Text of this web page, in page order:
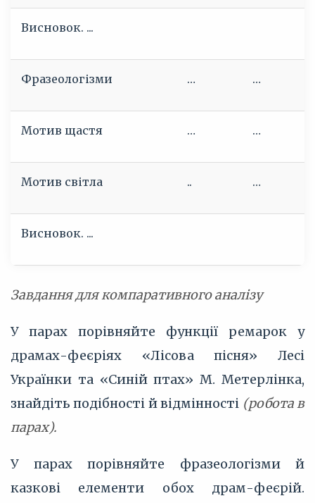
Висновок. ...
Фразеологізми … …
Мотив щастя … …
Мотив світла .. …
Висновок. ...
Завдання для компаративного аналізу
У парах порівняйте функції ремарок у
драмах-феєріях «Лісова пісня» Лесі
Українки та «Синій птах» М. Метерлінка,
знайдіть подібності й відмінності (робота в
парах).
У парах порівняйте фразеологізми й
казкові елементи обох драм-феєрій.